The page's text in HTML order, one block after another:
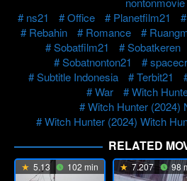
ns21
Office Planetfilm21
Rebahin
Romance
Sobatfilm21
Sobatkeren
Sobatnonton21
Subtitle Indonesia
Terbit21
War
Witch
Witch Hunter (2024)
Witch Hunter (2024) Witch
RELATED
5.13 102 min 7.207 98